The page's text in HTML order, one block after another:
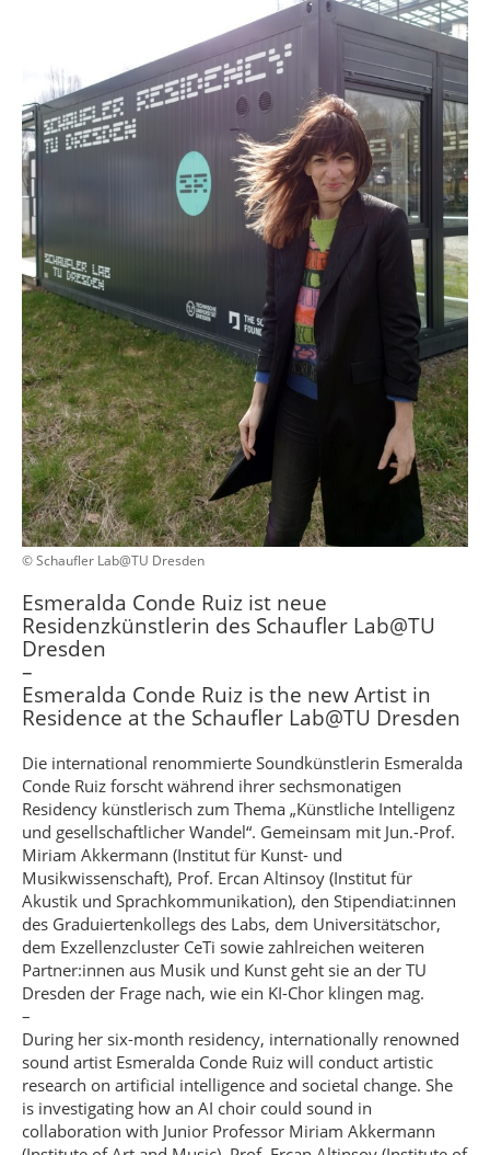
© Schaufler Lab@TU Dresden
Esmeralda Conde Ruiz ist neue
Residenzkünstlerin des Schaufler Lab@TU
Dresden
–
Esmeralda Conde Ruiz is the new Artist in
Residence at the Schaufler Lab@TU Dresden
Die international renommierte Soundkünstlerin Esmeralda
Conde Ruiz forscht während ihrer sechsmonatigen
Residency künstlerisch zum Thema „Künstliche Intelligenz
und gesellschaftlicher Wandel“. Gemeinsam mit Jun.-Prof.
Miriam Akkermann (Institut für Kunst- und
Musikwissenschaft), Prof. Ercan Altinsoy (Institut für
Akustik und Sprachkommunikation), den Stipendiat:innen
des Graduiertenkollegs des Labs, dem Universitätschor,
dem Exzellenzcluster CeTi sowie zahlreichen weiteren
Partner:innen aus Musik und Kunst geht sie an der TU
Dresden der Frage nach, wie ein KI-Chor klingen mag.
–
During her six-month residency, internationally renowned
sound artist Esmeralda Conde Ruiz will conduct artistic
research on artificial intelligence and societal change. She
is investigating how an AI choir could sound in
collaboration with Junior Professor Miriam Akkermann